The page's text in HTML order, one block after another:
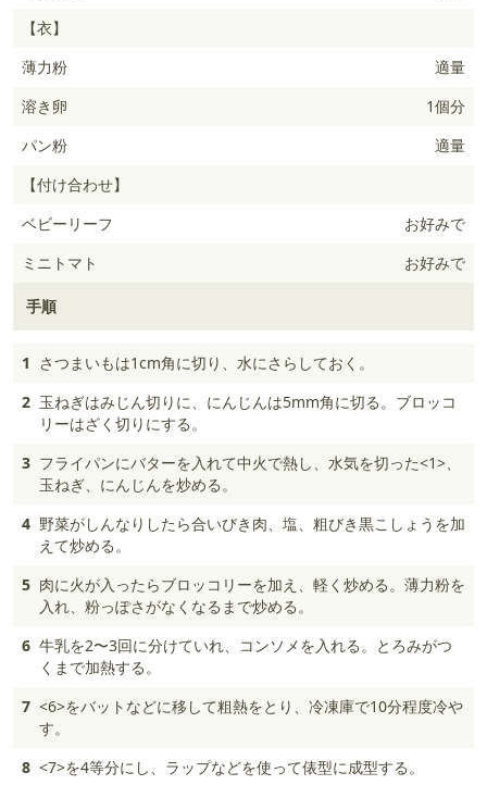
【衣】
薄力粉
適量
溶き卵
1個分
パン粉
適量
【付け合わせ】
ベビーリーフ
お好みで
ミニトマト
お好みで
手順
1
さつまいもは1cm角に切り、水にさらしておく。
2 玉ねぎはみじん切りに、にんじんは5mm角に切る。ブロッコ
リーはざく切りにする。
3 フライパンにバターを入れて中火で熱し、水気を切った<1>、
玉ねぎ、にんじんを炒める。
4 野菜がしんなりしたら合いびき肉、塩、粗びき黒こしょうを加
えて炒める。
5 肉に火が入ったらブロッコリーを加え、軽く炒める。薄力粉を
入れ、粉っぽさがなくなるまで炒める。
6 牛乳を2〜3回に分けていれ、コンソメを入れる。とろみがつ
くまで加熱する。
7 <6>をバットなどに移して粗熱をとり、冷凍庫で10分程度冷や
す。
8 <7>を4等分にし、ラップなどを使って俵型に成型する。